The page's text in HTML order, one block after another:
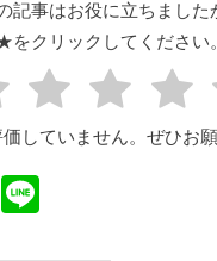
記事はお役に立ちました
をクリックしてください。
していません。ぜひお願
Twitter